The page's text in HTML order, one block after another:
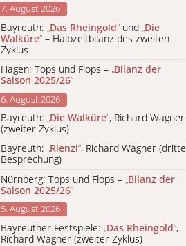
7. August 2026
Bayreuth: „Das Rheingold“ und „Die
Walküre“ – Halbzeitbilanz des zweiten
Zyklus
Hagen: Tops und Flops – „Bilanz der
Saison 2025/26“
6. August 2026
Bayreuth: „Die Walküre“, Richard Wagner
(zweiter Zyklus)
Bayreuth: „Rienzi“, Richard Wagner (dritte
Besprechung)
Nürnberg: Tops und Flops – „Bilanz der
Saison 2025/26“
5. August 2026
Bayreuther Festspiele: „Das Rheingold“,
Richard Wagner (zweiter Zyklus)